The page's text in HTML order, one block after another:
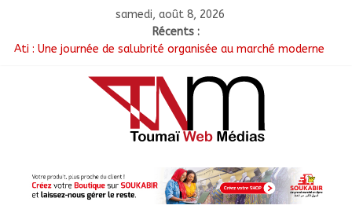
samedi, août 8, 2026
Récents :
Ati : Une journée de salubrité organisée au marché moderne
améliorer la mobilité
Littérature : Asseya Youssouf Wore dédicace son premier
roman « Sous la lumière de ma foi »
Tchad : 18 jeunes rendent une visite dans une entreprise
TCHAD/FMM/CBLT : Le Général Brahim Oki Dagache devient
commandant en second